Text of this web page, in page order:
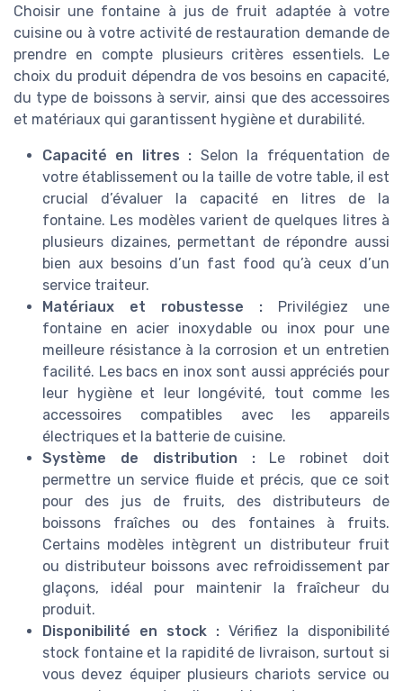
Choisir une fontaine à jus de fruit adaptée à votre
cuisine ou à votre activité de restauration demande de
prendre en compte plusieurs critères essentiels. Le
choix du produit dépendra de vos besoins en capacité,
du type de boissons à servir, ainsi que des accessoires
et matériaux qui garantissent hygiène et durabilité.
Capacité en litres : Selon la fréquentation de
votre établissement ou la taille de votre table, il est
crucial d’évaluer la capacité en litres de la
fontaine. Les modèles varient de quelques litres à
plusieurs dizaines, permettant de répondre aussi
bien aux besoins d’un fast food qu’à ceux d’un
service traiteur.
Matériaux et robustesse : Privilégiez une
fontaine en acier inoxydable ou inox pour une
meilleure résistance à la corrosion et un entretien
facilité. Les bacs en inox sont aussi appréciés pour
leur hygiène et leur longévité, tout comme les
accessoires compatibles avec les appareils
électriques et la batterie de cuisine.
Système de distribution :Le robinet doit
permettre un service fluide et précis, que ce soit
pour des jus de fruits, des distributeurs de
boissons fraîches ou des fontaines à fruits.
Certains modèles intègrent un distributeur fruit
ou distributeur boissons avec refroidissement par
glaçons, idéal pour maintenir la fraîcheur du
produit.
Disponibilité en stock : Vérifiez la disponibilité
stock fontaine et la rapidité de livraison, surtout si
vous devez équiper plusieurs chariots service ou